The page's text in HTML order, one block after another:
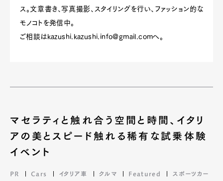
Gourmet Cars
ス。文章書き、写真撮影、スタイリングを行い、ファッション的な
モノコトを発信中。
ご相談はkazushi.kazushi.info@gmail.comへ。
マセラティと触れ合う空間と時間、イタリ
アの美とスピード触れる稀有な試乗体験
イベント
PR Cars イタリア車 クルマ Featured スポーツカー